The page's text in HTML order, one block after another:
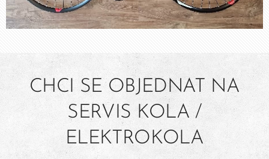
CHCI SE OBJEDNAT NA
SERVIS KOLA /
ELEKTROKOLA